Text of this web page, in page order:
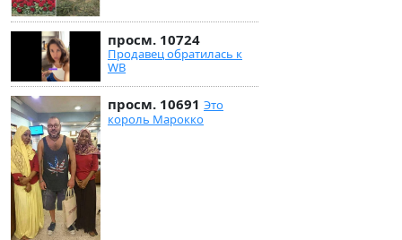
просм. 10724
Продавец обратилась к
WB
просм. 10691 Это
король Марокко